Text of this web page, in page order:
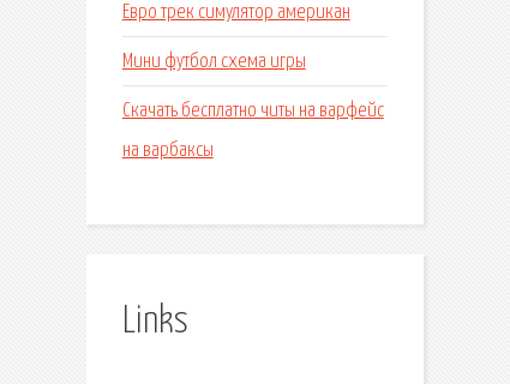
Евро трек симулятор американ
Мини футбол схема игры
Скачать бесплатно читы на варфейс
на варбаксы
Links